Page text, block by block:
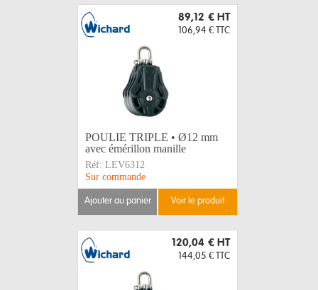
89,12 € HT
106,94 € TTC
POULIE TRIPLE • Ø12 mm
avec émérillon manille
Réf: LEV6312
Sur commande
ajouter au panier voir le produit
120,04 € HT
144,05 € TTC